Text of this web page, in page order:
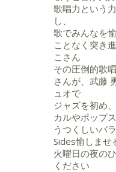
ジ、作曲、楽
活動中。
歌唱力という
し、
歌でみんなを
ことなく突き
こさん
その圧倒的歌
さんが、武藤
ュオで
ジャズを初め
カルやポップ
うつくしいバ
Sides愉しませ
火曜日の夜の
ください